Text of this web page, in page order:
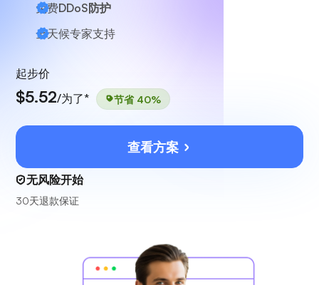
免费DDoS防护
全天候专家支持
起步价
$5.52/为了* 节省 40%
查看方案
无风险开始
30天退款保证